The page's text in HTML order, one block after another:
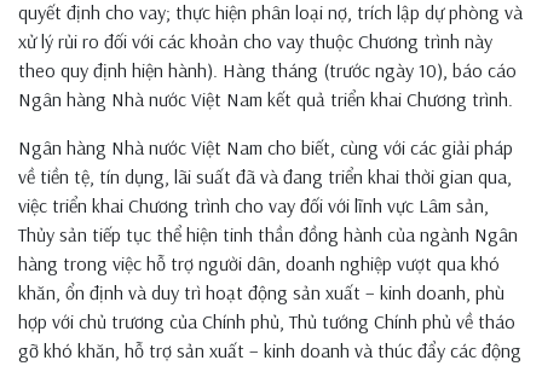
quyết định cho vay; thực hiện phân loại nợ, trích lập dự phòng và
xử lý rủi ro đối với các khoản cho vay thuộc Chương trình này
theo quy định hiện hành). Hàng tháng (trước ngày 10), báo cáo
Ngân hàng Nhà nước Việt Nam kết quả triển khai Chương trình.
Ngân hàng Nhà nước Việt Nam cho biết, cùng với các giải pháp
về tiền tệ, tín dụng, lãi suất đã và đang triển khai thời gian qua,
việc triển khai Chương trình cho vay đối với lĩnh vực Lâm sản,
Thủy sản tiếp tục thể hiện tinh thần đồng hành của ngành Ngân
hàng trong việc hỗ trợ người dân, doanh nghiệp vượt qua khó
khăn, ổn định và duy trì hoạt động sản xuất – kinh doanh, phù
hợp với chủ trương của Chính phủ, Thủ tướng Chính phủ về tháo
gỡ khó khăn, hỗ trợ sản xuất – kinh doanh và thúc đẩy các động